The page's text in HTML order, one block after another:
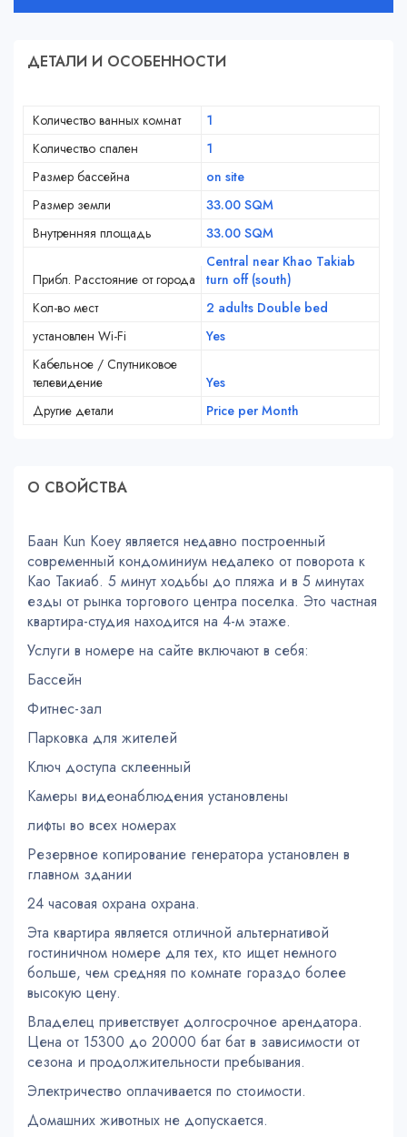
ДЕТАЛИ И ОСОБЕННОСТИ
Количество ванных комнат
1
Количество спален
1
Размер бассейна
on site
Размер земли
33.00 SQM
Внутренняя площадь
33.00 SQM
Прибл. Расстояние от города
Central near Khao Takiab
turn off (south)
Кол-во мест
2 adults Double bed
установлен Wi-Fi
Yes
Кабельное / Спутниковое
телевидение
Yes
Другие детали
Price per Month
О СВОЙСТВA
Баан Kun Koey является недавно построенный
современный кондоминиум недалеко от поворота к
Као Такиаб. 5 минут ходьбы до пляжа и в 5 минутах
езды от рынка торгового центра поселка. Это частная
квартира-студия находится на 4-м этаже.
Услуги в номере на сайте включают в себя:
Бассейн
Фитнес-зал
Парковка для жителей
Ключ доступа склеенный
Камеры видеонаблюдения установлены
лифты во всех номерах
Резервное копирование генератора установлен в
главном здании
24 часовая охрана охрана.
Эта квартира является отличной альтернативой
гостиничном номере для тех, кто ищет немного
больше, чем средняя по комнате гораздо более
высокую цену.
Владелец приветствует долгосрочное арендатора.
Цена от 15300 до 20000 бат бат в зависимости от
сезона и продолжительности пребывания.
Электричество оплачивается по стоимости.
Домашних животных не допускается.